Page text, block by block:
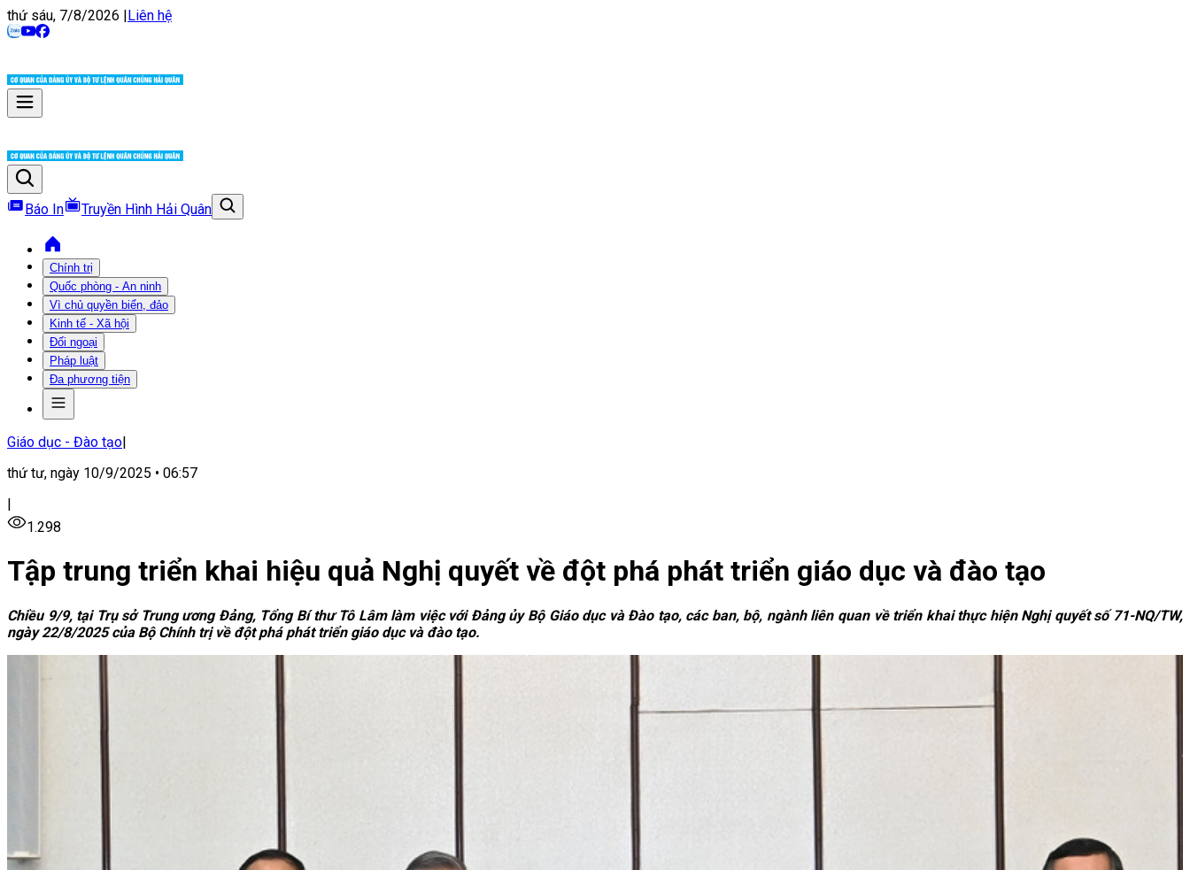
thứ sáu, 7/8/2026 |Liên hệ
Báo In Truyền Hình Hải Quân
Chính trị
Quốc phòng - An ninh
Vì chủ quyền biển, đảo
Kinh tế - Xã hội
Đối ngoại
Pháp luật
Đa phương tiện
Giáo dục - Đào tạo|
thứ tư, ngày 10/9/2025 • 06:57
|
1.298
Tập trung triển khai hiệu quả Nghị quyết về đột phá phát triển giáo dục và đào tạo
Chiều 9/9, tại Trụ sở Trung ương Đảng, Tổng Bí thư Tô Lâm làm việc với Đảng ủy Bộ Giáo dục và Đào tạo, các ban, bộ, ngành liên quan về triển khai thực hiện Nghị quyết số 71-NQ/TW,
ngày 22/8/2025 của Bộ Chính trị về đột phá phát triển giáo dục và đào tạo.